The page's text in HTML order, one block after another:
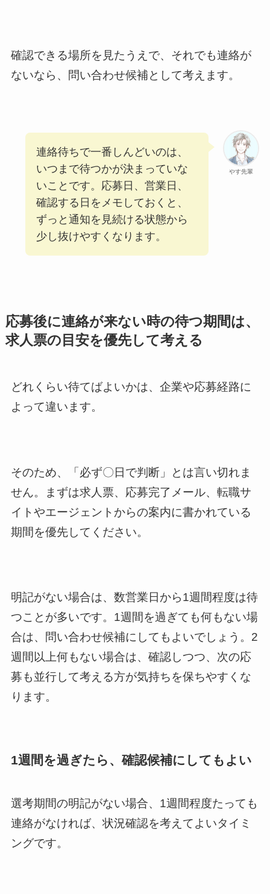
確認できる場所を見たうえで、それでも連絡が
ないなら、問い合わせ候補として考えます。
やす先輩
連絡待ちで一番しんどいのは、
いつまで待つかが決まっていな
いことです。応募日、営業日、
確認する日をメモしておくと、
ずっと通知を見続ける状態から
少し抜けやすくなります。
応募後に連絡が来ない時の待つ期間は、
求人票の目安を優先して考える
どれくらい待てばよいかは、企業や応募経路に
よって違います。
そのため、「必ず〇日で判断」とは言い切れま
せん。まずは求人票、応募完了メール、転職サ
イトやエージェントからの案内に書かれている
期間を優先してください。
明記がない場合は、数営業日から1週間程度は待
つことが多いです。1週間を過ぎても何もない場
合は、問い合わせ候補にしてもよいでしょう。2
週間以上何もない場合は、確認しつつ、次の応
募も並行して考える方が気持ちを保ちやすくな
ります。
1週間を過ぎたら、確認候補にしてもよい
選考期間の明記がない場合、1週間程度たっても
連絡がなければ、状況確認を考えてよいタイミ
ングです。